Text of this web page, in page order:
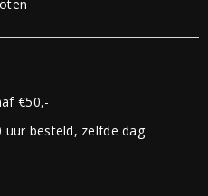
€50,-
uur besteld, zelfde dag